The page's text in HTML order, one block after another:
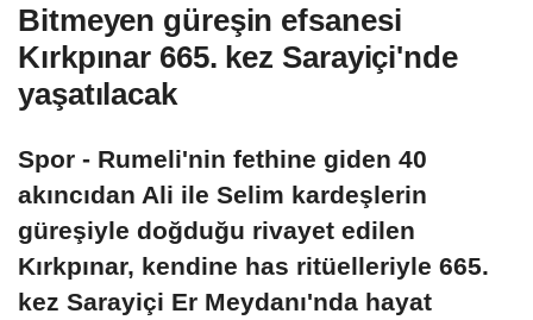
Bitmeyen güreşin efsanesi
Kırkpınar 665. kez Sarayiçi'nde
yaşatılacak
Spor - Rumeli'nin fethine giden 40
akıncıdan Ali ile Selim kardeşlerin
güreşiyle doğduğu rivayet edilen
Kırkpınar, kendine has ritüelleriyle 665.
kez Sarayiçi Er Meydanı'nda hayat